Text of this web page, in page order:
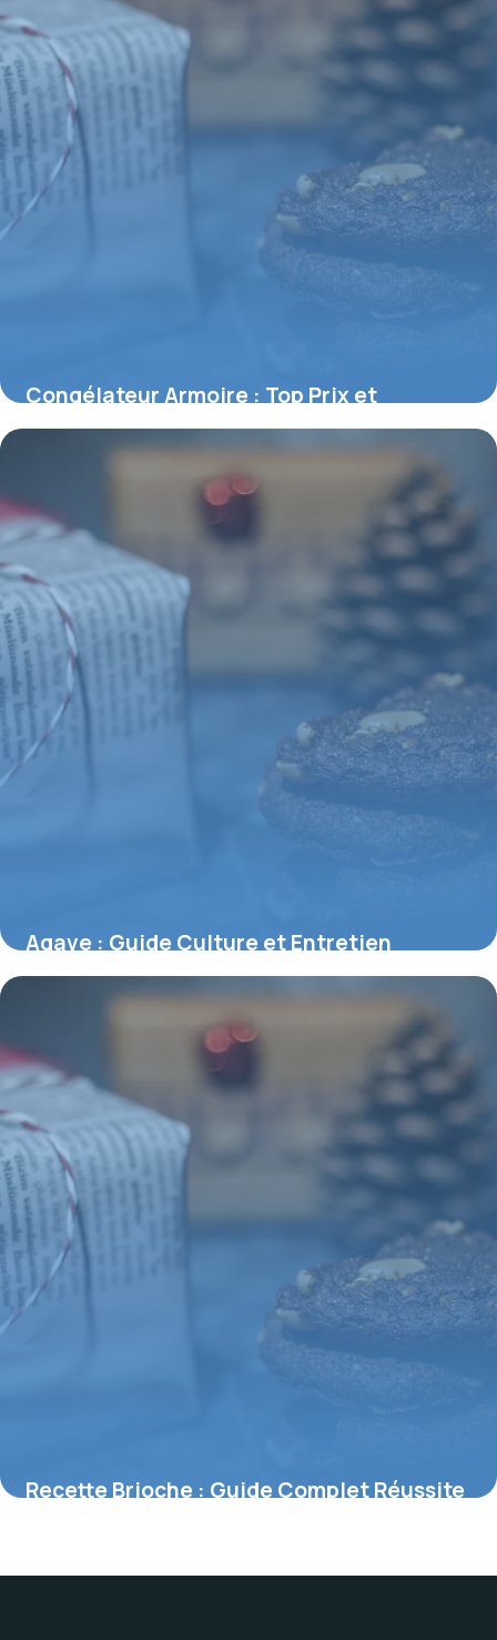
Congélateur Armoire : Top Prix et
Comparatif
Agave : Guide Culture et Entretien
Complet
Recette Brioche : Guide Complet Réussite